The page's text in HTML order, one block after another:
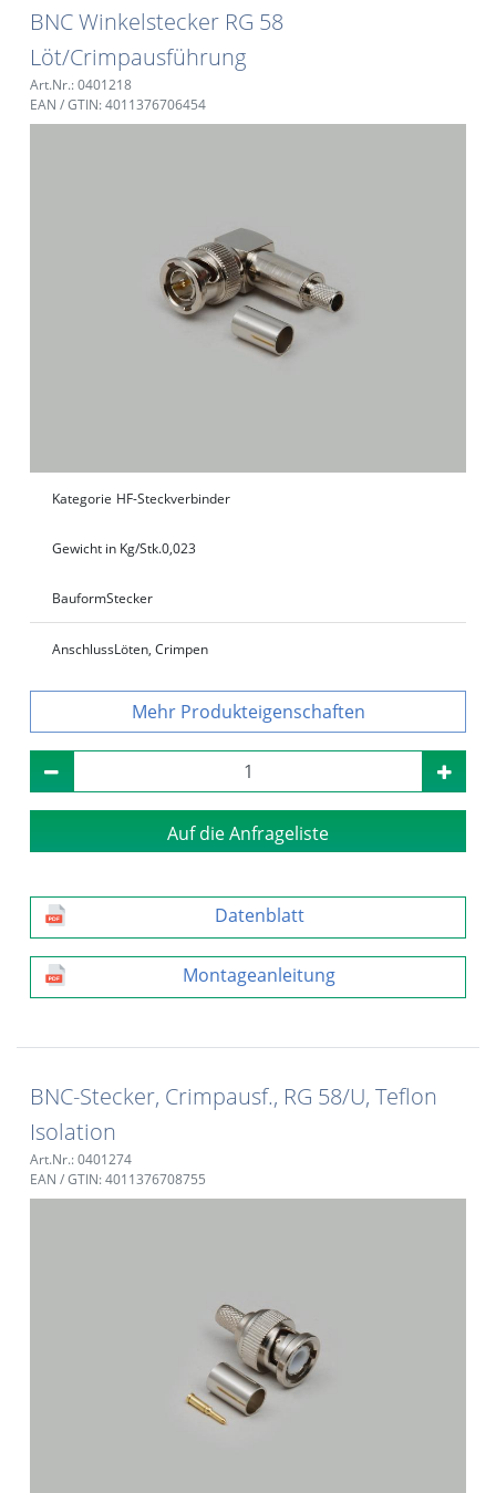
BNC Winkelstecker RG 58
Löt/Crimpausführung
Art.Nr.: 0401218
EAN / GTIN: 4011376706454
Kategorie HF-Steckverbinder
Gewicht in Kg/Stk.0,023
BauformStecker
AnschlussLöten, Crimpen
Produkteigenschaften
Auf die Anfrageliste
Datenblatt
Montageanleitung
BNC-Stecker, Crimpausf., RG 58/U, Teflon
Isolation
Art.Nr.: 0401274
EAN / GTIN: 4011376708755